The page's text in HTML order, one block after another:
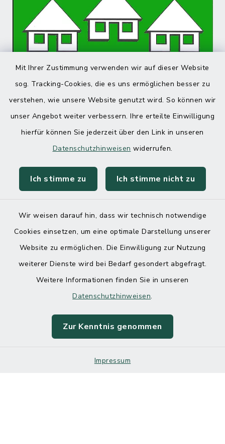
Mit Ihrer Zustimmung verwenden wir auf dieser Website
sog. Tracking-Cookies, die es uns ermöglichen besser zu
verstehen, wie unsere Website genutzt wird. So können wir
unser Angebot weiter verbessern. Ihre erteilte Einwilligung
hierfür können Sie jederzeit über den Link in unseren
Datenschutzhinweisen widerrufen.
Ich stimme zu Ich stimme nicht zu
Wir weisen darauf hin, dass wir technisch notwendige
Cookies einsetzen, um eine optimale Darstellung unserer
Website zu ermöglichen. Die Einwilligung zur Nutzung
weiterer Dienste wird bei Bedarf gesondert abgefragt.
Weitere Informationen finden Sie in unseren
Datenschutzhinweisen.
Zur Kenntnis genommen
Impressum
Barrierefreiheit
Impressum
Sitemap